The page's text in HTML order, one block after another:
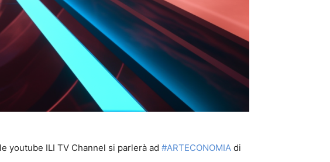
youtube ILI TV Channel si parlerà ad #ARTECONOMIA di